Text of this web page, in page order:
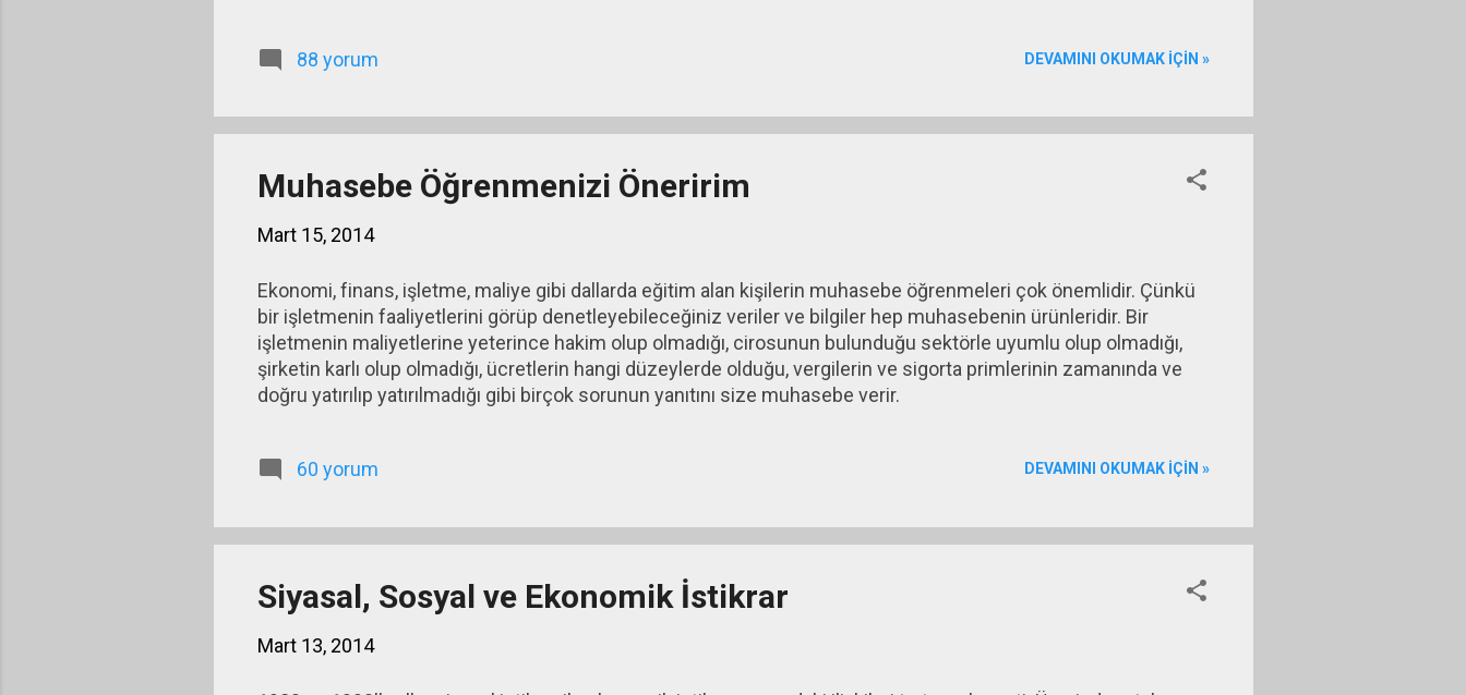
88 yorum DEVAMINI OKUMAK IÇIN »
Muhasebe Öğrenmenizi Öneririm
Mart 15, 2014
Ekonomi, finans, işletme, maliye gibi dallarda eğitim alan kişilerin muhasebe öğrenmeleri çok önemlidir. Çünkü
bir işletmenin faaliyetlerini görüp denetleyebileceğiniz veriler ve bilgiler hep muhasebenin ürünleridir. Bir
işletmenin maliyetlerine yeterince hakim olup olmadığı, cirosunun bulunduğu sektörle uyumlu olup olmadığı,
şirketin karlı olup olmadığı, ücretlerin hangi düzeylerde olduğu, vergilerin ve sigorta primlerinin zamanında ve
doğru yatırılıp yatırılmadığı gibi birçok sorunun yanıtını size muhasebe verir.
60 yorum DEVAMINI OKUMAK IÇIN »
Siyasal, Sosyal ve Ekonomik İstikrar
Mart 13, 2014